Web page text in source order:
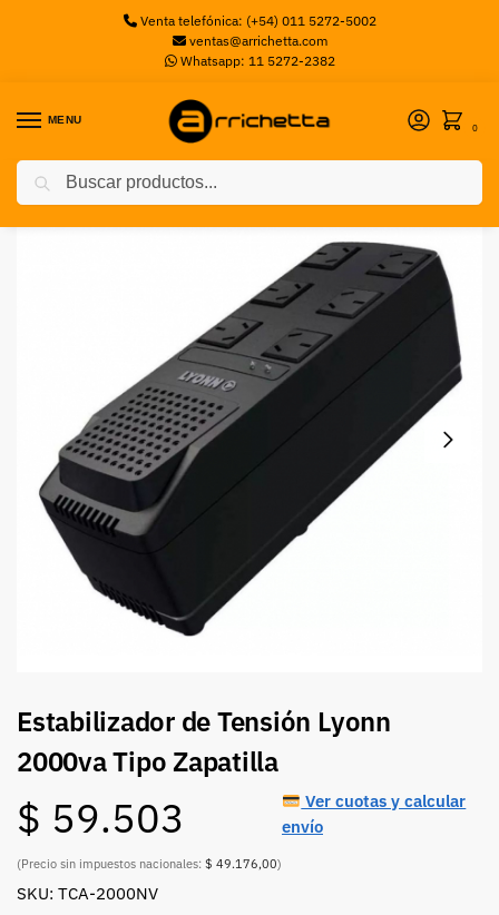
Venta telefónica: (+54) 011 5272-5002
ventas@arrichetta.com
Whatsapp: 11 5272-2382
MENU
0
Inicio Access Point / Estabilizador de Tensión Lyonn 2000va Tipo Zapatilla
Estabilizador de Tensión Lyonn
2000va Tipo Zapatilla
$ 59.503
(Precio sin impuestos nacionales: $ 49.176,00)
Ver cuotas y calcular
envío
SKU: TCA-2000NV